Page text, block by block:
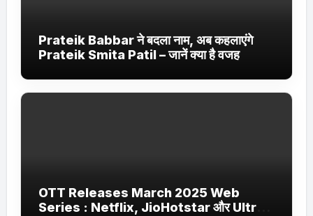
Prateik Babbar ने बदला नाम, अब कहलाएंगे
Prateik Smita Patil – जानें क्या है वजह
OTT Releases March 2025 Web
Series : Netflix, JioHotstar और Ultra